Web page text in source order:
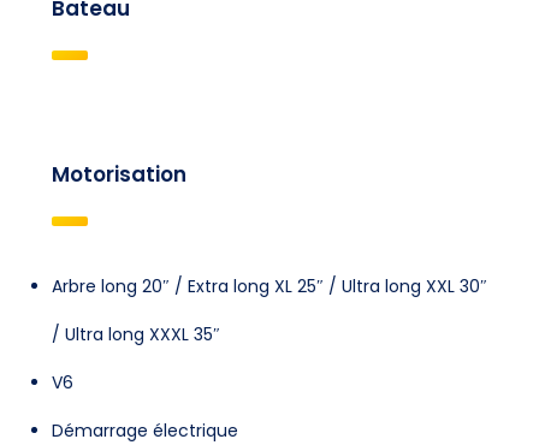
Bateau
Motorisation
Arbre long 20″ / Extra long XL 25″ / Ultra long XXL 30″
/ Ultra long XXXL 35″
V6
Démarrage électrique